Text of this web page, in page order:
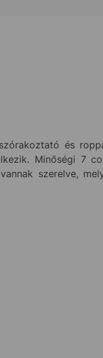
és
Minőségi 7
szerelve,